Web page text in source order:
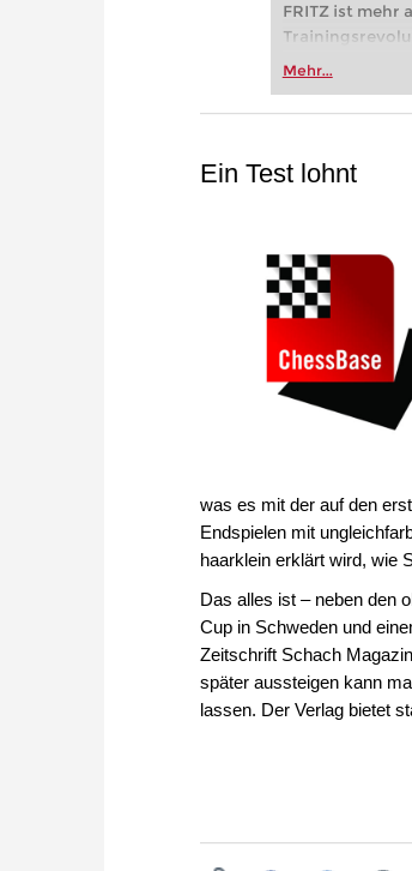
FRITZ ist mehr
zuvor.
Mehr...
Ein Test lohnt
was es mit der auf den
Endspielen mit
haarklein erklärt wird, wie
Das alles ist – neben den
Cup in Schweden und
Zeitschrift Schach
später aussteigen kann
lassen. Der Verlag bietet